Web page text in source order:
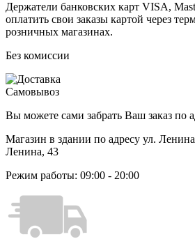
Держатели банковских карт VISA,
оплатить свои заказы картой через
розничных магазинах.
Без комиссии
Самовывоз
Вы можете сами забрать Ваш заказ по
Магазин в здании по адресу ул.
Ленина, 43
Режим работы: 09:00 - 20:00